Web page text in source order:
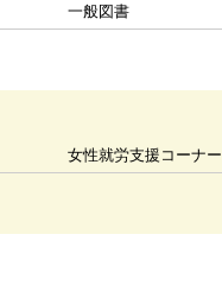
一般図書
女性就労支援コーナー